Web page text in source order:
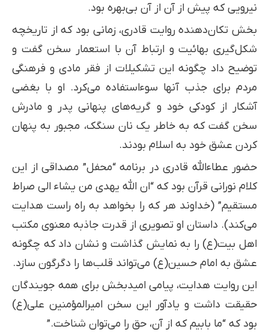
نیرویی که پیش از آن از آن بی‌بهره بود.
بخش تکان‌دهنده روایت قادری، زمانی بود که از تاریخچه
شکل‌گیری بهائیت و ارتباط آن با استعمار سخن گفت و
توضیح داد چگونه این تشکیلات از فقر مادی و فرهنگی
مردم برای جذب آنها سوءاستفاده می‌کرد. او با بغضی
آشکار از کودکی خود و گریه‌های پنهانی پدر و مادرش
سخن گفت که به خاطر یک نان سنگک، مجبور به پنهان
کردن عشق خود به اسلام بودند.
حضور عطاءالله قادری در برنامه “محفل” مصداقی از این
کلام نورانی قرآن بود که “ان الله یهدی من یشاء الی صراط
مستقیم” (خداوند هر که را بخواهد به راه راست هدایت
می‌کند). داستان او تصویری از قدرت جاذبه معنوی مکتب
اهل بیت(ع) را به نمایش گذاشت و نشان داد که چگونه
عشق به امام حسین(ع) می‌تواند قلب‌ها را دگرگون سازد.
این روایت هدایت، پیامی امیدبخش برای همه جویندگان
حقیقت داشت و یادآور این سخن امیرالمؤمنین علی(ع)
بود که “ما بابیم که از آن، حق را می‌توان شناخت.”